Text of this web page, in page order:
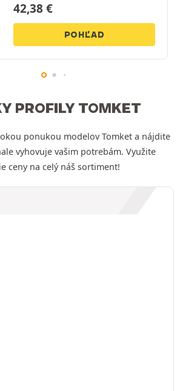
42,38€
POHĽAD
PROFILY TOMKET
ponukou modelov Tomket a nájdite
vyhovuje vašim potrebám. Využite
ceny na celý náš sortiment!